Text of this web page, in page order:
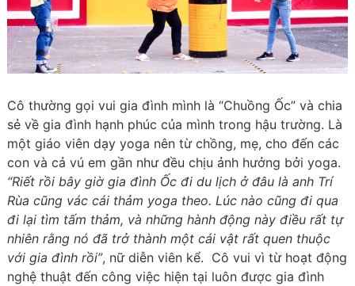
Cô thường gọi vui gia đình mình là “Chuồng Ốc” và chia
sẻ về gia đình hạnh phúc của mình trong hậu trường. Là
một giáo viên dạy yoga nên từ chồng, mẹ, cho đến các
con và cả vú em gần như đều chịu ảnh hưởng bởi yoga.
“Riết rồi bây giờ gia đình Ốc đi du lịch ở đâu là anh Trí
Rùa cũng vác cái thảm yoga theo. Lúc nào cũng đi qua
đi lại tìm tấm thảm, và những hành động này điều rất tự
nhiên rằng nó đã trở thành một cái vật rất quen thuộc
với gia đình rồi”, nữ diễn viên kể. Cô vui vì từ hoạt động
nghệ thuật đến công việc hiện tại luôn được gia đình